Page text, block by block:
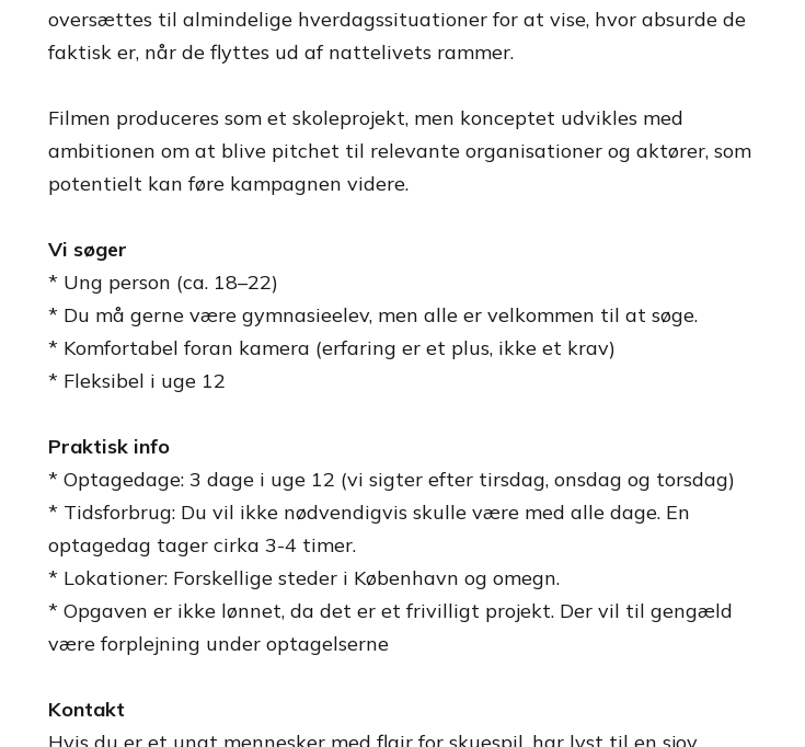
oversættes til almindelige hverdagssituationer for at vise, hvor absurde de
faktisk er, når de flyttes ud af nattelivets rammer.
Filmen produceres som et skoleprojekt, men konceptet udvikles med
ambitionen om at blive pitchet til relevante organisationer og aktører, som
potentielt kan føre kampagnen videre.
Vi søger
* Ung person (ca. 18–22)
* Du må gerne være gymnasieelev, men alle er velkommen til at søge.
* Komfortabel foran kamera (erfaring er et plus, ikke et krav)
* Fleksibel i uge 12
Praktisk info
* Optagedage: 3 dage i uge 12 (vi sigter efter tirsdag, onsdag og torsdag)
* Tidsforbrug: Du vil ikke nødvendigvis skulle være med alle dage. En
optagedag tager cirka 3-4 timer.
* Lokationer: Forskellige steder i København og omegn.
* Opgaven er ikke lønnet, da det er et frivilligt projekt. Der vil til gengæld
være forplejning under optagelserne
Kontakt